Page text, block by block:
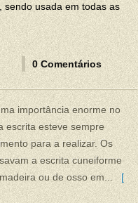
sendo usada em todas as
0 Comentários
importância enorme no
escrita esteve sempre
para a realizar. Os
a escrita cuneiforme
ou de osso em...[